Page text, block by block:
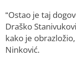
“Ostao je taj
Draško
kako je
Ninković.